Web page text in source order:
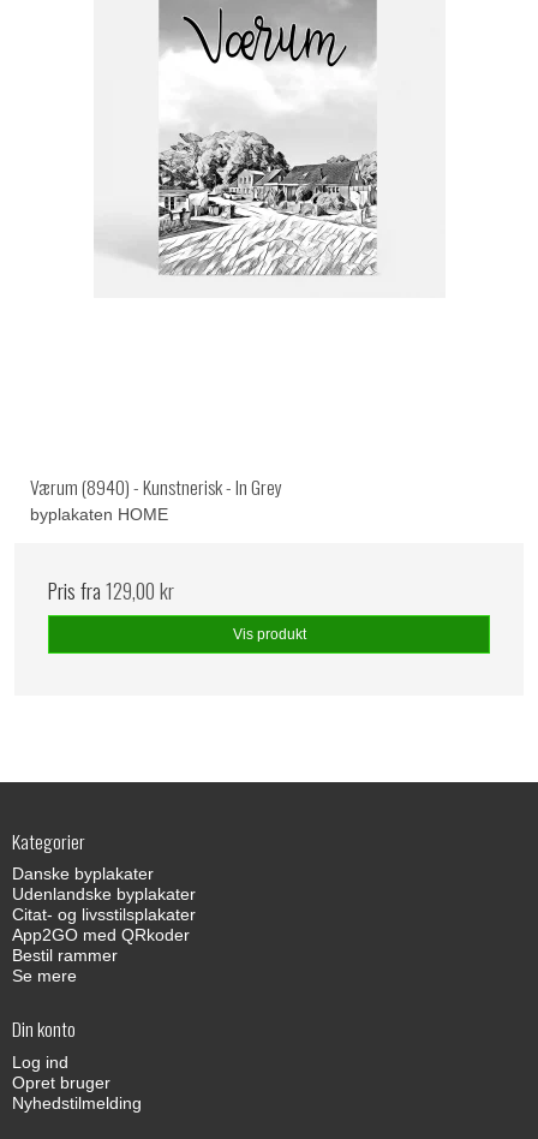
Værum (8940) - Kunstnerisk - In Grey
byplakaten HOME
Pris fra129,00 kr
Vis produkt
Kategorier
Danske byplakater
Udenlandske byplakater
Citat- og livsstilsplakater
App2GO med QRkoder
Bestil rammer
Se mere
Din konto
Log ind
Opret bruger
Nyhedstilmelding